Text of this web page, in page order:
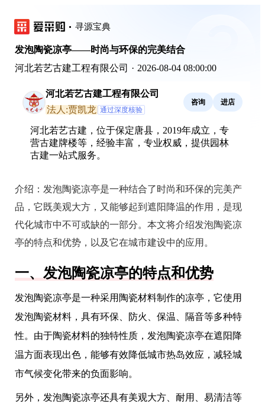
寻源宝典
发泡陶瓷凉亭——时尚与环保的完美结合
河北若艺古建工程有限公司 · 2026-08-04 08:00:00
河北若艺古建工程有限公司
法人:贾凯龙 通过深度核验
咨询 进店
河北若艺古建，位于保定唐县，2019年成立，专
营古建牌楼等，经验丰富，专业权威，提供园林
古建一站式服务。
介绍： 发泡陶瓷凉亭是一种结合了时尚和环保的完美产
品，它既美观大方，又能够起到遮阳降温的作用，是现
代化城市中不可或缺的一部分。本文将介绍发泡陶瓷凉
亭的特点和优势，以及它在城市建设中的应用。
一、发泡陶瓷凉亭的特点和优势
发泡陶瓷凉亭是一种采用陶瓷材料制作的凉亭，它使用
发泡陶瓷材料，具有环保、防火、保温、隔音等多种特
性。由于陶瓷材料的独特性质，发泡陶瓷凉亭在遮阳降
温方面表现出色，能够有效降低城市热岛效应，减轻城
市气候变化带来的负面影响。
另外，发泡陶瓷凉亭还具有美观大方、耐用、易清洁等